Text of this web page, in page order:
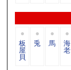
板
屋
貝
兎 馬 海
老